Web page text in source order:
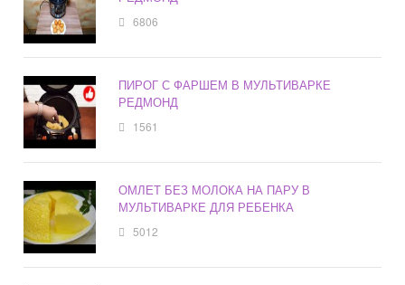
6806
ПИРОГ С ФАРШЕМ В МУЛЬТИВАРКЕ
РЕДМОНД
1561
ОМЛЕТ БЕЗ МОЛОКА НА ПАРУ В
МУЛЬТИВАРКЕ ДЛЯ РЕБЕНКА
5012